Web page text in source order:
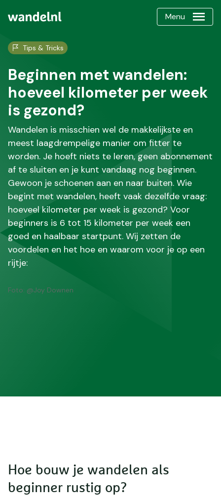
Menu
Tips & Tricks
Beginnen met wandelen:
hoeveel kilometer per week
is gezond?
Wandelen is misschien wel de makkelijkste en
meest laagdrempelige manier om fitter te
worden. Je hoeft niets te leren, geen abonnement
af te sluiten en je kunt vandaag nog beginnen.
Gewoon je schoenen aan en naar buiten. Wie
begint met wandelen, heeft vaak dezelfde vraag:
hoeveel kilometer per week is gezond? Voor
beginners is 6 tot 15 kilometer per week een
goed en haalbaar startpunt. Wij zetten de
voordelen en het hoe en waarom voor je op een
rijtje:
Foto: @Joy Downen
Hoe bouw je wandelen als
beginner rustig op?